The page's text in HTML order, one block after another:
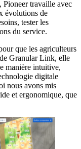
Pioneer travaille avec
évolutions de
tester les
du service.
que les agriculteurs
Granular Link, elle
manière intuitive,
digitale
nous avons mis
et ergonomique, que